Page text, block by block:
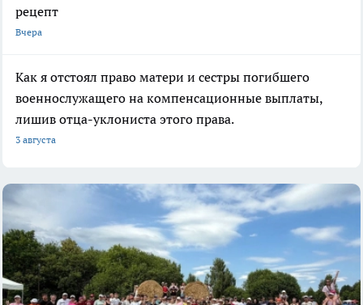
рецепт
Вчера
Как я отстоял право матери и сестры погибшего
военнослужащего на компенсационные выплаты,
лишив отца-уклониста этого права.
3 августа